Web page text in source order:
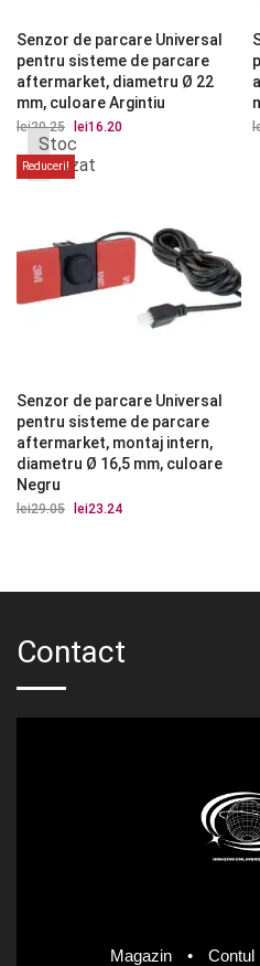
Senzor de parcare Universal
pentru sisteme de parcare
aftermarket, diametru Ø 22
mm, culoare Argintiu
lei20.25
Prețul
inițial
a
fost:
lei16.20
Reduceri!
Stoc
epuizat
Senzor de parcare Universal
pentru sisteme de parcare
aftermarket, montaj intern,
diametru Ø 16,5 mm, culoare
Negru
lei29.05
Prețul
lei23.24
Contact
Magazin • Contul